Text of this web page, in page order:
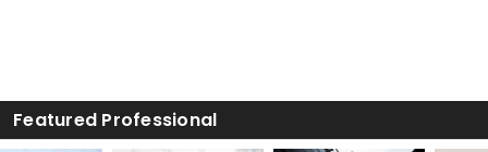
Featured Professional